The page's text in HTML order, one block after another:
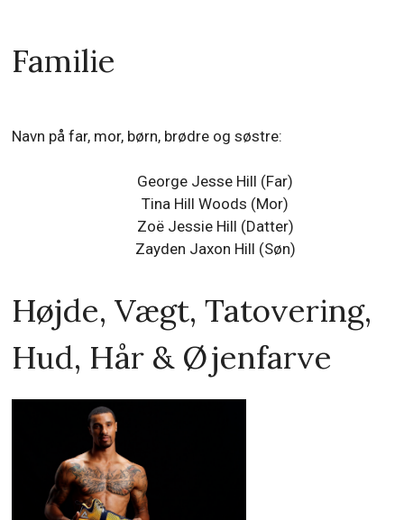
Familie
Navn på far, mor, børn, brødre og søstre:
George Jesse Hill (Far)
Tina Hill Woods (Mor)
Zoë Jessie Hill (Datter)
Zayden Jaxon Hill (Søn)
Højde, Vægt, Tatovering,
Hud, Hår & Øjenfarve